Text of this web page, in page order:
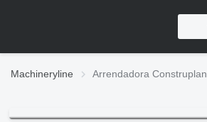
Machineryline Arrendadora Construplan